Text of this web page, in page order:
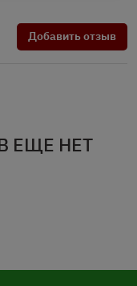
Добавить отзыв
ЕЩЕ НЕТ